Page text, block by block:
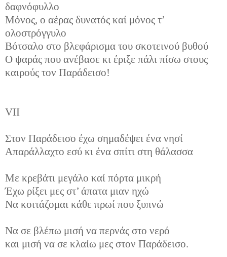
δαφνόφυλλο
Μόνος, ο αέρας δυνατός καί μόνος τ’
ολοστρόγγυλο
Βότσαλο στο βλεφάρισμα του σκοτεινού βυθού
Ο ψαράς που ανέβασε κι έριξε πάλι πίσω στους
καιρούς τον Παράδεισο!
VII
Στον Παράδεισο έχω σημαδέψει ένα νησί
Απαράλλαχτο εσύ κι ένα σπίτι στη θάλασσα
Με κρεβάτι μεγάλο καί πόρτα μικρή
Έχω ρίξει μες στ’ άπατα μιαν ηχώ
Να κοιτάζομαι κάθε πρωί που ξυπνώ
Να σε βλέπω μισή να περνάς στο νερό
και μισή να σε κλαίω μες στον Παράδεισο.